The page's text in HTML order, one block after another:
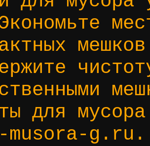
для
musora-g.ru.